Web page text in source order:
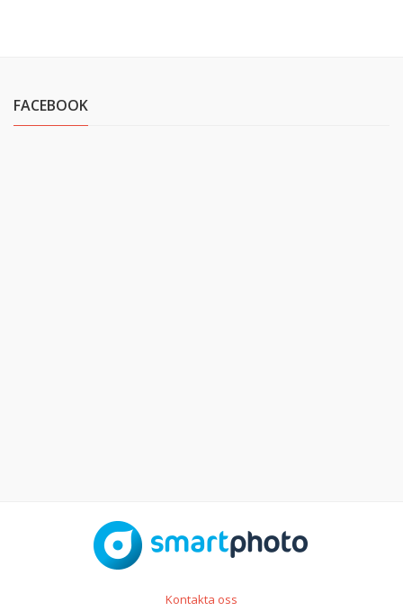
FACEBOOK
Kontakta oss